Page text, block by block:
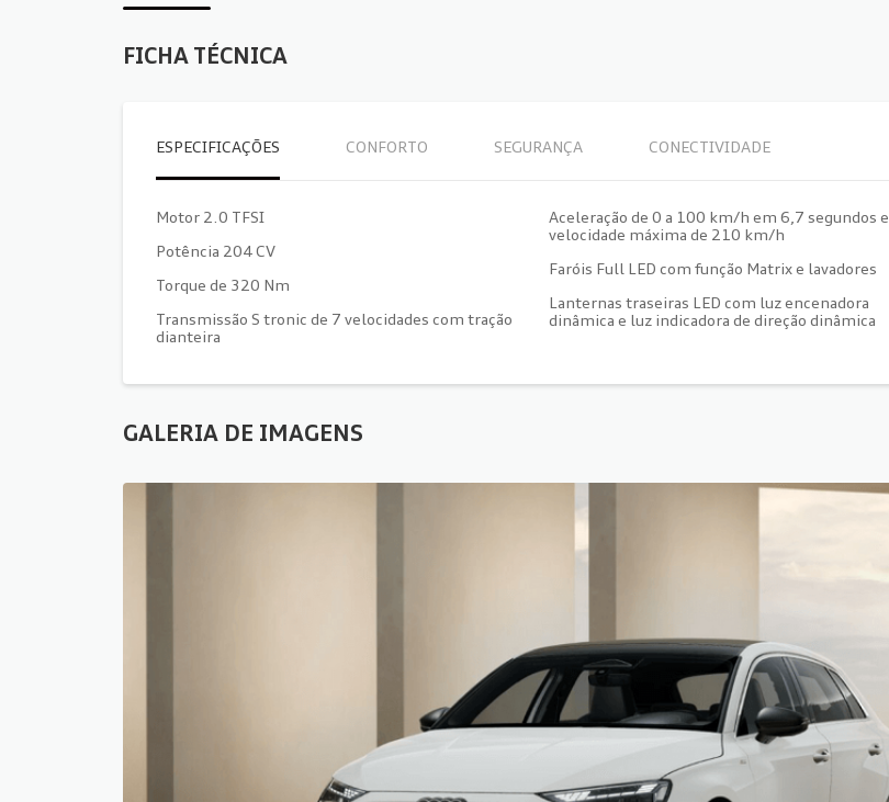
FICHA TÉCNICA
ESPECIFICAÇÕES CONFORTO SEGURANÇA CONECTIVIDADE
Motor 2.0 TFSI
Potência 204 CV
Torque de 320 Nm
Transmissão S tronic de 7 velocidades com tração
dianteira
Aceleração de 0 a 100 km/h em 6,7 segundos e
velocidade máxima de 210 km/h
Faróis Full LED com função Matrix e lavadores
Lanternas traseiras LED com luz encenadora
dinâmica e luz indicadora de direção dinâmica
GALERIA DE IMAGENS